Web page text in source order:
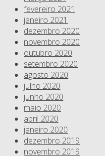
fevereiro 2021
janeiro 2021
dezembro 2020
novembro 2020
outubro 2020
setembro 2020
agosto 2020
julho 2020
junho 2020
maio 2020
abril 2020
janeiro 2020
dezembro 2019
novembro 2019